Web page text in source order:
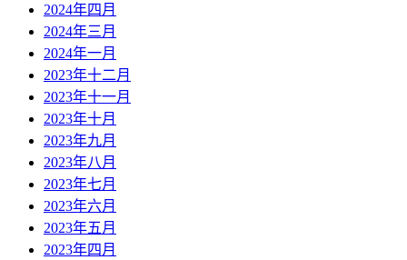
2024年四月
2024年三月
2024年一月
2023年十二月
2023年十一月
2023年十月
2023年九月
2023年八月
2023年七月
2023年六月
2023年五月
2023年四月